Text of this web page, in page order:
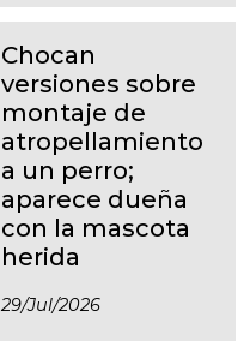
Chocan
versiones sobre
montaje de
atropellamiento
a un perro;
aparece dueña
con la mascota
herida
29/jul/2026